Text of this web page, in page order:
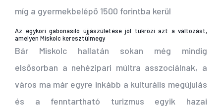
míg a gyermekbelépő 1500 forintba kerül
Az egykori gabonasiló újjászületése jól tükrözi azt a változást,
amelyen Miskolc keresztülmegy
Bár Miskolc hallatán sokan még mindig
elsősorban a nehézipari múltra asszociálnak, a
város ma már egyre inkább a kulturális megújulás
és a fenntartható turizmus egyik hazai